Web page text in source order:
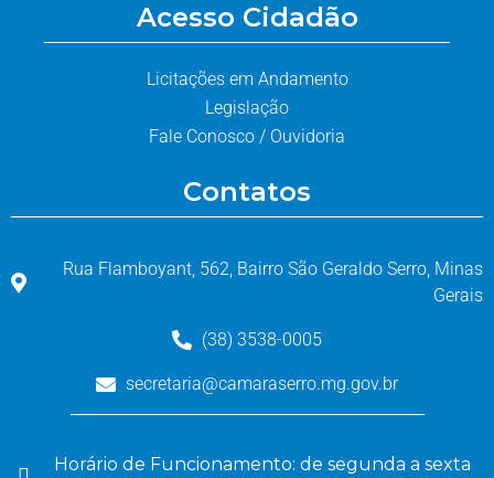
Acesso Cidadão
Licitações em Andamento
Legislação
Fale Conosco / Ouvidoria
Contatos
Rua Flamboyant, 562, Bairro São Geraldo Serro, Minas
Gerais
(38) 3538-0005
secretaria@camaraserro.mg.gov.br
Horário de Funcionamento: de segunda a sexta